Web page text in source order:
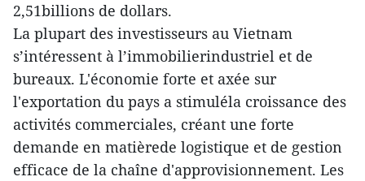
2,51billions de dollars.
La plupart des investisseurs au Vietnam
s’intéressent à l’immobilierindustriel et de
bureaux. L'économie forte et axée sur
l'exportation du pays a stimuléla croissance des
activités commerciales, créant une forte
demande en matièrede logistique et de gestion
efficace de la chaîne d'approvisionnement. Les